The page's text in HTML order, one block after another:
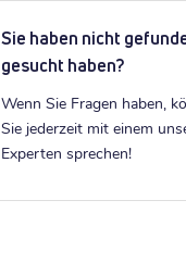
Sie haben nicht
gesucht haben?
Wenn Sie Fragen haben,
Sie jederzeit mit einem
Experten sprechen!